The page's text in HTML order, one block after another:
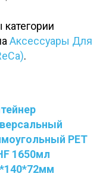
Аксессуары Для
.
PЕТ
1650мл